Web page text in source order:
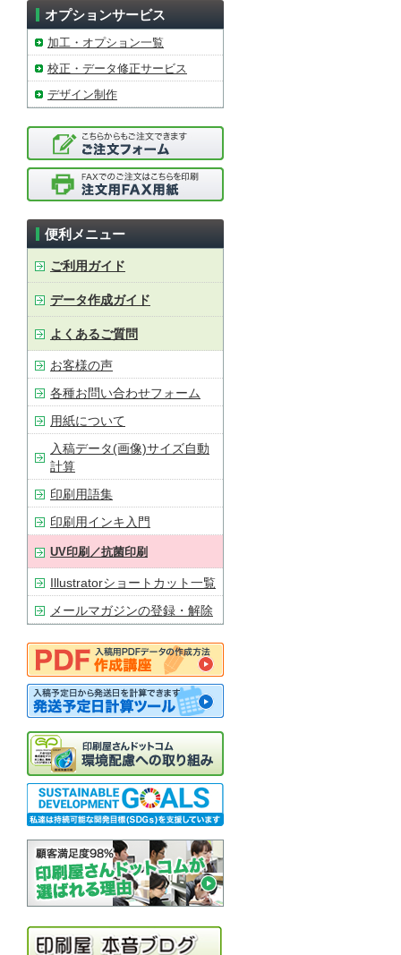
オプションサービス
加工・オプション一覧
校正・データ修正サービス
デザイン制作
便利メニュー
ご利用ガイド
データ作成ガイド
よくあるご質問
お客様の声
各種お問い合わせフォーム
用紙について
入稿データ(画像)サイズ自動
計算
印刷用語集
印刷用インキ入門
UV印刷／抗菌印刷
Illustratorショートカット一覧
メールマガジンの登録・解除